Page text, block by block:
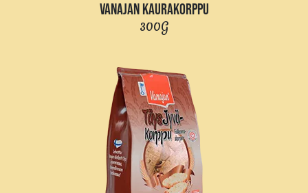
VANAJAN KAURAKORPPU
300G